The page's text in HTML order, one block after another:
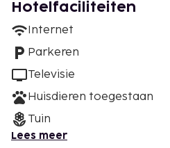
Hotelfaciliteiten
Internet
Parkeren
Televisie
Huisdieren toegestaan
Tuin
Lees meer